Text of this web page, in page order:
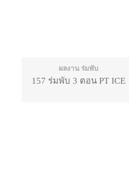
ผลงาน ร่มพับ
157 ร่มพับ 3 ตอน PT ICE